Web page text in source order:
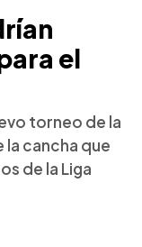
el
torneo de la
la cancha que
de la Liga